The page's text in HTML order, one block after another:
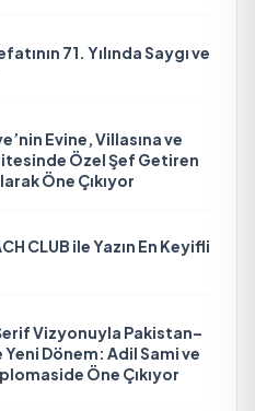
71. Yılında Saygı ve
Evine, Villasına ve
Özel Şef Getiren
Öne Çıkıyor
CLUB ile Yazın En Keyifli
Vizyonuyla Pakistan–
Dönem: Adil Sami ve
Öne Çıkıyor